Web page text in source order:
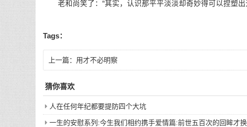
老和尚笑了：“其实，认识那平平淡淡却奇妙得可以捏塑出
Tags：
上一篇： 用才不必明察
猜你喜欢
人在任何年纪都要提防四个大坑
一生的安慰系列:今生我们相约携手爱情篇:前世五百次的回眸才